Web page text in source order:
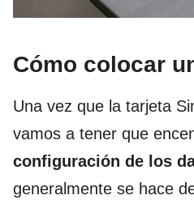
Cómo colocar
Una vez que la tarjeta
vamos a tener que
configuración de los
generalmente se hace